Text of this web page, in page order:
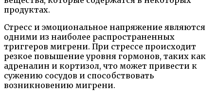
продуктах.
Стресс и эмоциональное напряжение являются
одними из наиболее распространенных
триггеров мигрени. При стрессе происходит
резкое повышение уровня гормонов, таких как
адреналин и кортизол, что может привести к
сужению сосудов и способствовать
возникновению мигрени.